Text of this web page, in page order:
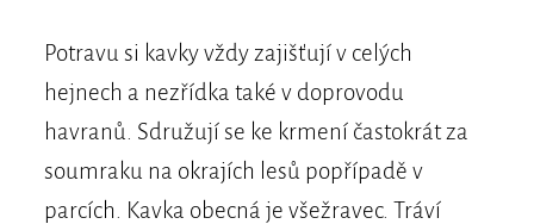
Potravu si kavky vždy zajišťují v celých
hejnech a nezřídka také v doprovodu
havranů. Sdružují se ke krmení častokrát za
soumraku na okrajích lesů popřípadě v
parcích. Kavka obecná je všežravec. Tráví